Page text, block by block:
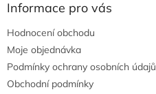
Informace pro vás
Hodnocení obchodu
Moje objednávka
Podmínky ochrany osobních údajů
Obchodní podmínky